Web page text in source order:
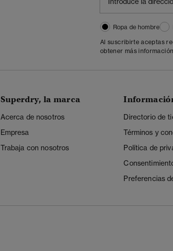
Ropa de hombre
Al suscribirte aceptas
obtener más
Superdry, la marca
Acerca de nosotros
Empresa
Trabaja con nosotros
Directorio de
Términos y
Política de
Preferencias